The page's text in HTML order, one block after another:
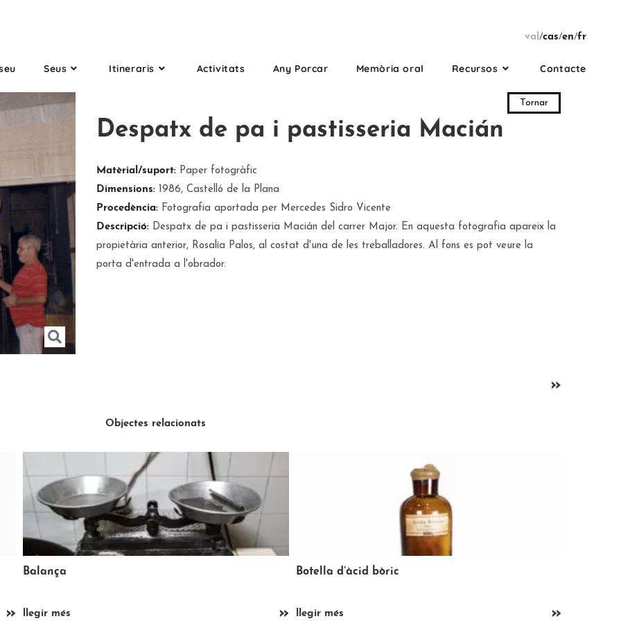
val/cas/en/fr
Seus Itineraris Activitats Any Porcar Memòria oral Recursos Contacte
Tornar
Despatx de pa i pastisseria Macián
Matèrial/suport: Paper fotogràfic
Dimensions: 1986, Castelló de la Plana
Procedència: Fotografia aportada per Mercedes Sidro Vicente
Descripció: Despatx de pa i pastisseria Macián del carrer Major. En aquesta fotografia apareix la
propietària anterior, Rosalía Palos, al costat d'una de les treballadores. Al fons es pot veure la
porta d'entrada a l'obrador.
»
Objectes relacionats
»
Botella d’àcid bòric
llegir més »
Dona fent xurros
llegir més »